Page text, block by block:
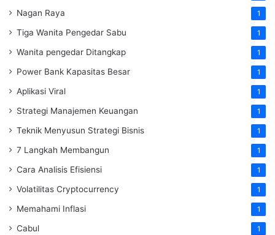
Nagan Raya 1
Tiga Wanita Pengedar Sabu 1
Wanita pengedar Ditangkap 1
Power Bank Kapasitas Besar 1
Aplikasi Viral 1
Strategi Manajemen Keuangan 1
Teknik Menyusun Strategi Bisnis 1
7 Langkah Membangun 1
Cara Analisis Efisiensi 1
Volatilitas Cryptocurrency 1
Memahami Inflasi 1
Cabul 1